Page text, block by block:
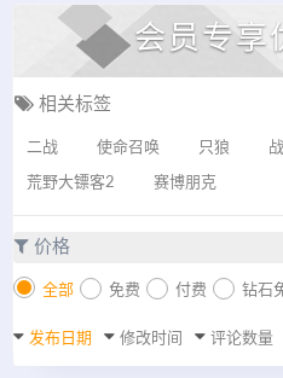
会员专享
相关标签
二战 使命召唤 只狼
荒野大镖客2 赛博朋克
价格
全部 免费 付费 钻石
发布日期 修改时间 评论数量